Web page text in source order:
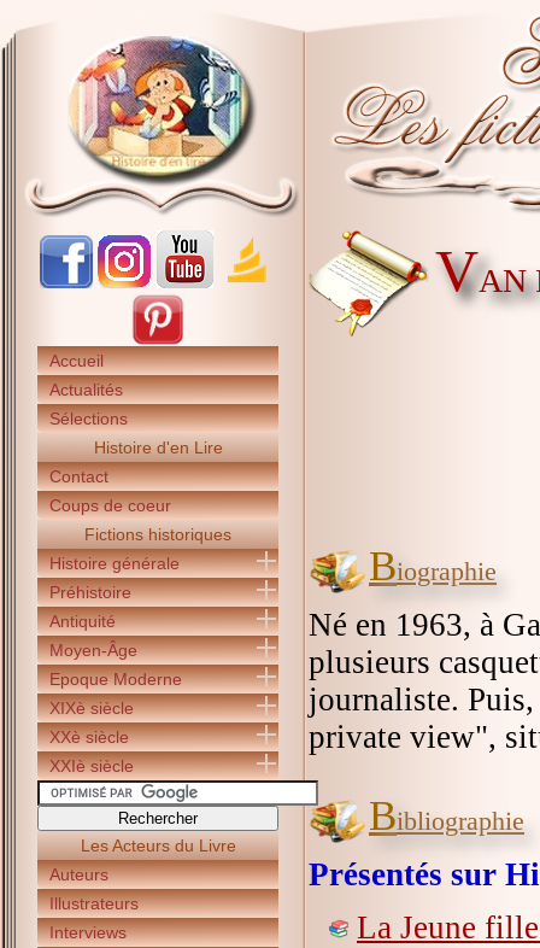
Accueil
Actualités
Sélections
Histoire d'en Lire
Contact
Coups de coeur
Fictions historiques
Histoire générale
Préhistoire
Antiquité
Moyen-Âge
Epoque Moderne
XIXè siècle
XXè siècle
XXIè siècle
Les Acteurs du Livre
Auteurs
Illustrateurs
Interviews
VAN
Biographie
Né en 1963, à
plusieurs
journaliste.
private view",
Bibliographie
Présentés sur
La Jeune